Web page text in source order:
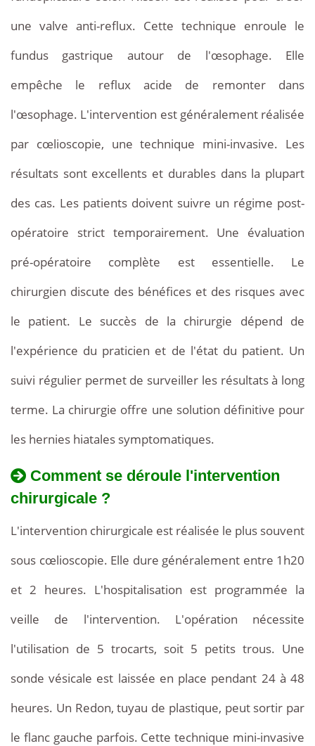
une valve anti-reflux. Cette technique enroule le
fundus gastrique autour de l'œsophage. Elle
empêche le reflux acide de remonter dans
l'œsophage. L'intervention est généralement réalisée
par cœlioscopie, une technique mini-invasive. Les
résultats sont excellents et durables dans la plupart
des cas. Les patients doivent suivre un régime post-
opératoire strict temporairement. Une évaluation
pré-opératoire complète est essentielle. Le
chirurgien discute des bénéfices et des risques avec
le patient. Le succès de la chirurgie dépend de
l'expérience du praticien et de l'état du patient. Un
suivi régulier permet de surveiller les résultats à long
terme. La chirurgie offre une solution définitive pour
les hernies hiatales symptomatiques.
Comment se déroule l'intervention
chirurgicale ?
L'intervention chirurgicale est réalisée le plus souvent
sous cœlioscopie. Elle dure généralement entre 1h20
et 2 heures. L'hospitalisation est programmée la
veille de l'intervention. L'opération nécessite
l'utilisation de 5 trocarts, soit 5 petits trous. Une
sonde vésicale est laissée en place pendant 24 à 48
heures. Un Redon, tuyau de plastique, peut sortir par
le flanc gauche parfois. Cette technique mini-invasive